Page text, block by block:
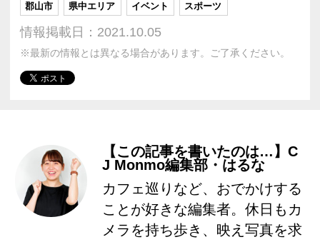
郡山市 県中エリア イベント スポーツ
情報掲載日：2021.10.05
※最新の情報とは異なる場合があります。ご了承ください。
【この記事を書いたのは…】C
J Monmo編集部・はるな
カフェ巡りなど、おでかけする
ことが好きな編集者。休日もカ
メラを持ち歩き、映え写真を求